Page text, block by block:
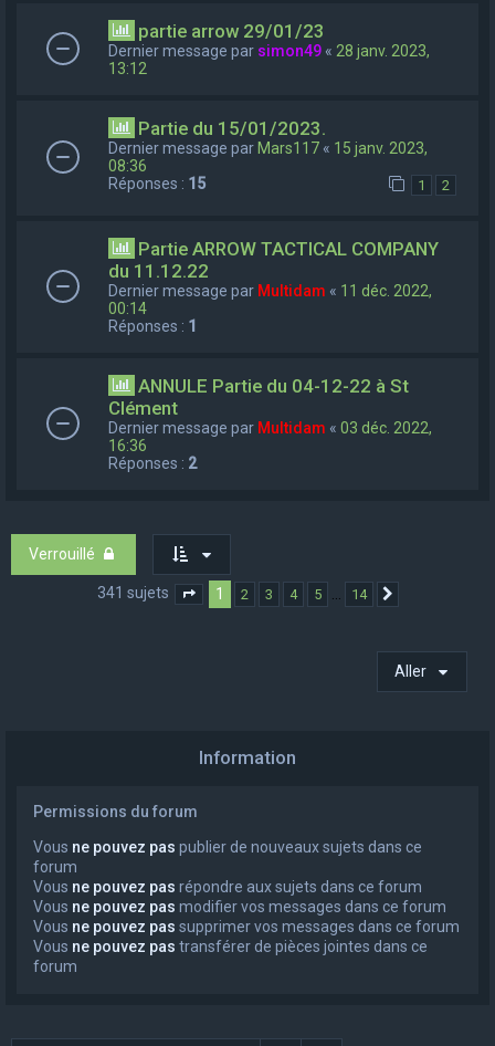
partie arrow 29/01/23
Dernier message par simon49 « 28 janv. 2023,
13:12
Partie du 15/01/2023.
Dernier message par Mars117 « 15 janv. 2023,
08:36
Réponses : 15 1 2
Partie ARROW TACTICAL COMPANY
du 11.12.22
Dernier message par Multidam « 11 déc. 2022,
00:14
Réponses : 1
ANNULE Partie du 04-12-22 à St
Clément
Dernier message par Multidam « 03 déc. 2022,
16:36
Réponses : 2
Verrouillé
341 sujets Page sur14
1 2 3 4 5 … 14
Aller
Information
Permissions du forum
Vous ne pouvez pas publier de nouveaux sujets dans ce
forum
Vous ne pouvez pas répondre aux sujets dans ce forum
Vous ne pouvez pas modifier vos messages dans ce forum
Vous ne pouvez pas supprimer vos messages dans ce forum
Vous ne pouvez pas transférer de pièces jointes dans ce
forum